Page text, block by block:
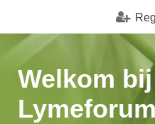
Welkom